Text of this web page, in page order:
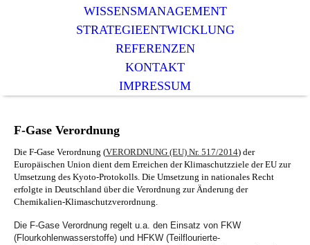
WISSENSMANAGEMENT
STRATEGIEENTWICKLUNG
REFERENZEN
KONTAKT
IMPRESSUM
F-Gase Verordnung
Die F-Gase Verordnung (VERORDNUNG (EU) Nr. 517/2014) der
Europäischen Union dient dem Erreichen der Klimaschutzziele der EU zur
Umsetzung des Kyoto-Protokolls. Die Umsetzung in nationales Recht
erfolgte in Deutschland über die Verordnung zur Änderung der
Chemikalien-Klimaschutzverordnung.
Die F-Gase Verordnung regelt u.a. den Einsatz von FKW
(Flourkohlenwasserstoffe) und HFKW (Teilflourierte-